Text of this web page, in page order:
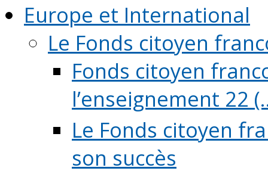
Europe et International
Le Fonds citoyen
Fonds citoyen
l’enseignement 22
Le Fonds citoyen
son succès